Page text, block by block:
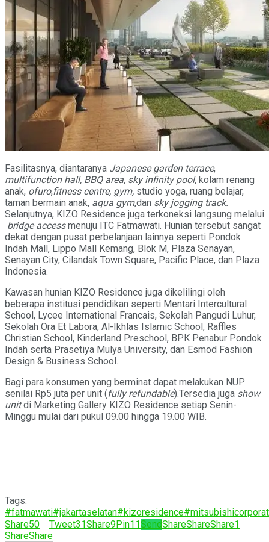
Fasilitasnya, diantaranya Japanese garden terrace,
multifunction hall, BBQ area, sky infinity pool, kolam renang
anak, ofuro,fitness centre, gym, studio yoga, ruang belajar,
taman bermain anak, aqua gym,dan sky jogging track.
Selanjutnya, KIZO Residence juga terkoneksi langsung melalui
bridge accessmenuju ITC Fatmawati. Hunian tersebut sangat
dekat dengan pusat perbelanjaan lainnya seperti Pondok
Indah Mall, Lippo Mall Kemang, Blok M, Plaza Senayan,
Senayan City, Cilandak Town Square, Pacific Place, dan Plaza
Indonesia.
Kawasan hunian KIZO Residence juga dikelilingi oleh
beberapa institusi pendidikan seperti Mentari Intercultural
School, Lycee International Francais, Sekolah Pangudi Luhur,
Sekolah Ora Et Labora, Al-Ikhlas Islamic School, Raffles
Christian School, Kinderland Preschool, BPK Penabur Pondok
Indah serta Prasetiya Mulya University, dan Esmod Fashion
Design & Business School.
Bagi para konsumen yang berminat dapat melakukan NUP
senilai Rp5 juta per unit (fully refundable).Tersedia juga show
unitdi Marketing Gallery KIZO Residence setiap Senin-
Minggu mulai dari pukul 09.00 hingga 19.00 WIB.
Tags:
#fatmawati#jakartaselatan#kizoresidence
Share50 Tweet31Share9Pin11SendShareShareShare1
ShareShare